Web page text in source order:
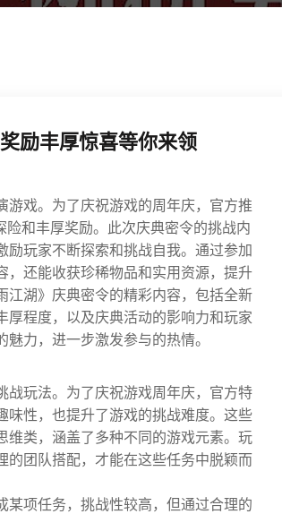
励丰厚惊喜等你来领
游戏。为了庆祝游戏的周年庆，官方推
和丰厚奖励。此次庆典密令的挑战内
励玩家不断探索和挑战自我。通过参加
，还能收获珍稀物品和实用资源，提升
江湖》庆典密令的精彩内容，包括全新
程度，以及庆典活动的影响力和玩家
力，进一步激发参与的热情。
战玩法。为了庆祝游戏周年庆，官方特
味性，也提升了游戏的挑战难度。这些
维类，涵盖了多种不同的游戏元素。玩
的团队搭配，才能在这些任务中脱颖而
某项任务，挑战性较高，但通过合理的